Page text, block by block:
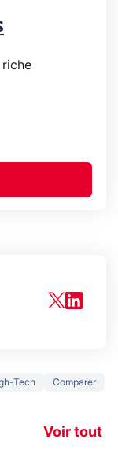
riche
Tech Comparer
Voir tout
5 générations
prochaine